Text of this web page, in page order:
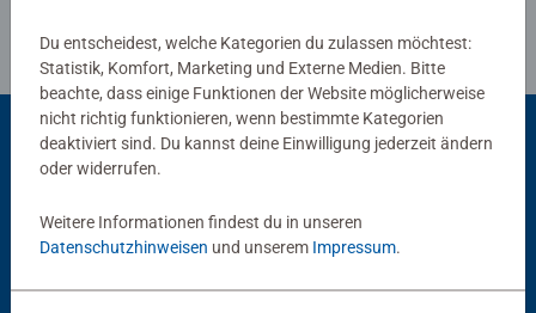
Andere Kunden mögen auch
Du entscheidest, welche Kategorien du zulassen möchtest:
Statistik, Komfort, Marketing und Externe Medien. Bitte
beachte, dass einige Funktionen der Website möglicherweise
nicht richtig funktionieren, wenn bestimmte Kategorien
deaktiviert sind. Du kannst deine Einwilligung jederzeit ändern
oder widerrufen.
Weitere Informationen findest du in unseren
Datenschutzhinweisen und unserem Impressum.